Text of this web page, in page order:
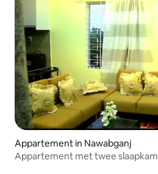
Appartement in Nawabganj
Appartement met twee